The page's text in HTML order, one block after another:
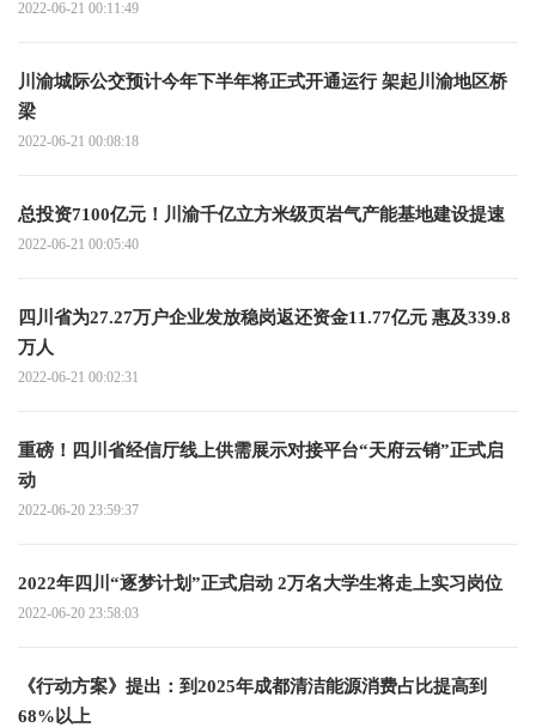
2022-06-21 00:11:49
川渝城际公交预计今年下半年将正式开通运行 架起川渝地区桥
梁
2022-06-21 00:08:18
总投资7100亿元！川渝千亿立方米级页岩气产能基地建设提速
2022-06-21 00:05:40
四川省为27.27万户企业发放稳岗返还资金11.77亿元 惠及339.8
万人
2022-06-21 00:02:31
重磅！四川省经信厅线上供需展示对接平台“天府云销”正式启
动
2022-06-20 23:59:37
2022年四川“逐梦计划”正式启动 2万名大学生将走上实习岗位
2022-06-20 23:58:03
《行动方案》提出：到2025年成都清洁能源消费占比提高到
68%以上